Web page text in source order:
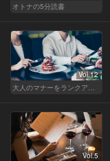
オトナの5分読書
Vol.12
大人のマナーをランクアップせよ
Vol.5